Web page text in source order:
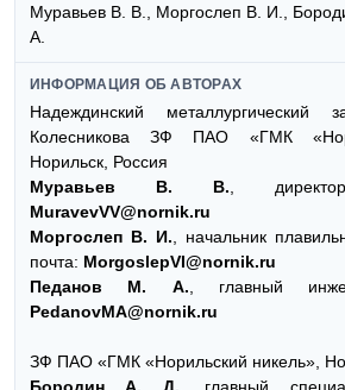
Муравьев В. В., Моргослеп В. И.,
А.
ИНФОРМАЦИЯ ОБ АВТОРАХ
Надеждинский
Колесникова ЗФ ПАО «ГМК
Норильск, Россия
Муравьев В. В.,
MuravevVV@nornik.ru
Моргослеп В. И., начальник
почта: MorgoslepVI@nornik.ru
Педанов М. А., главный
PedanovMA@nornik.ru
ЗФ ПАО «ГМК «Норильский никель»,